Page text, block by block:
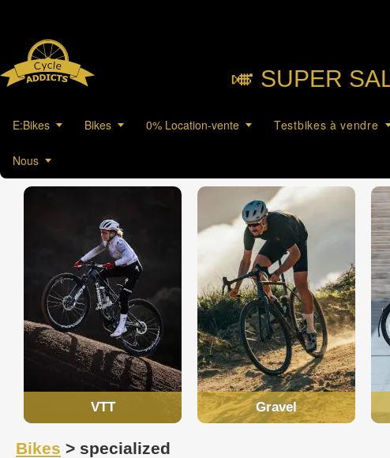
🎺︎ SUPER
E:Bikes Bikes 0% Location-vente Testbikes à vendre
Nous
VTT Gravel
Bikes > specialized